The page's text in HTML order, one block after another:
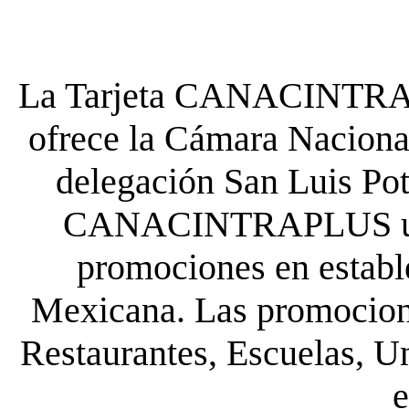
La Tarjeta
ofrece la Cámara
delegación San Luis
CANACINTRAPLUS
promociones en
Mexicana. Las
Restaurantes, Escuelas,